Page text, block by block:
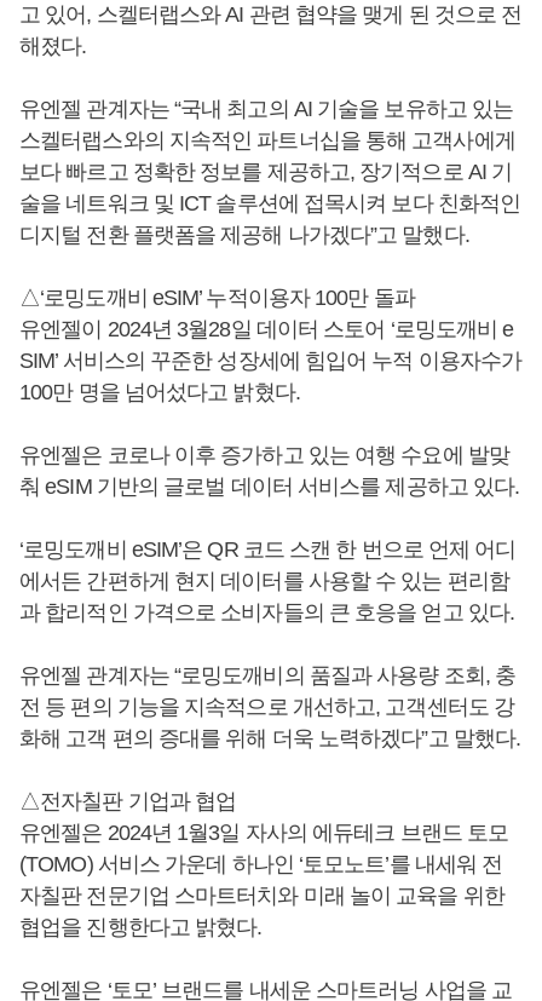
고 있어, 스켈터랩스와 AI 관련 협약을 맺게 된 것으로 전
해졌다.
유엔젤 관계자는 “국내 최고의 AI 기술을 보유하고 있는
스켈터랩스와의 지속적인 파트너십을 통해 고객사에게
보다 빠르고 정확한 정보를 제공하고, 장기적으로 AI 기
술을 네트워크 및 ICT 솔루션에 접목시켜 보다 친화적인
디지털 전환 플랫폼을 제공해 나가겠다”고 말했다.
△‘로밍도깨비 eSIM’ 누적이용자 100만 돌파
유엔젤이 2024년 3월28일 데이터 스토어 ‘로밍도깨비 e
SIM’ 서비스의 꾸준한 성장세에 힘입어 누적 이용자수가
100만 명을 넘어섰다고 밝혔다.
유엔젤은 코로나 이후 증가하고 있는 여행 수요에 발맞
춰 eSIM 기반의 글로벌 데이터 서비스를 제공하고 있다.
‘로밍도깨비 eSIM’은 QR 코드 스캔 한 번으로 언제 어디
에서든 간편하게 현지 데이터를 사용할 수 있는 편리함
과 합리적인 가격으로 소비자들의 큰 호응을 얻고 있다.
유엔젤 관계자는 “로밍도깨비의 품질과 사용량 조회, 충
전 등 편의 기능을 지속적으로 개선하고, 고객센터도 강
화해 고객 편의 증대를 위해 더욱 노력하겠다”고 말했다.
△전자칠판 기업과 협업
유엔젤은 2024년 1월3일 자사의 에듀테크 브랜드 토모
(TOMO) 서비스 가운데 하나인 ‘토모노트’를 내세워 전
자칠판 전문기업 스마트터치와 미래 놀이 교육을 위한
협업을 진행한다고 밝혔다.
유엔젤은 ‘토모’ 브랜드를 내세운 스마트러닝 사업을 교